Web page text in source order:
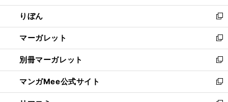
開
く
ウ
で
開
く
ン
ド
ウ
で
開
く
ウ
ィ
ン
ド
ウ
で
開
く
りぼん
新
し
い
ウ
ィ
ン
ド
ウ
マーガレット
新
し
い
ウ
ィ
ン
別冊マーガレット
新
し
い
ウ
マンガMee公式サイト
新
し